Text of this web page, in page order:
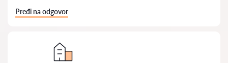
Pređi na odgovor